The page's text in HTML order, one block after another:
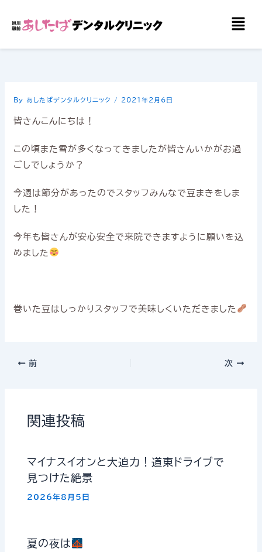
メ
ニ
By あしたばデンタルクリニック / 2021年2月6日
皆さんこんにちは！
この頃また雪が多くなってきましたが皆さんいかがお過
ごしでしょうか？
今週は節分があったのでスタッフみんなで豆まきをしま
した！
今年も皆さんが安心安全で来院できますように願いを込
めました
巻いた豆はしっかりスタッフで美味しくいただきました
前 次
関連投稿
マイナスイオンと大迫力！道東ドライブで
見つけた絶景
2026年8月5日
夏の夜は